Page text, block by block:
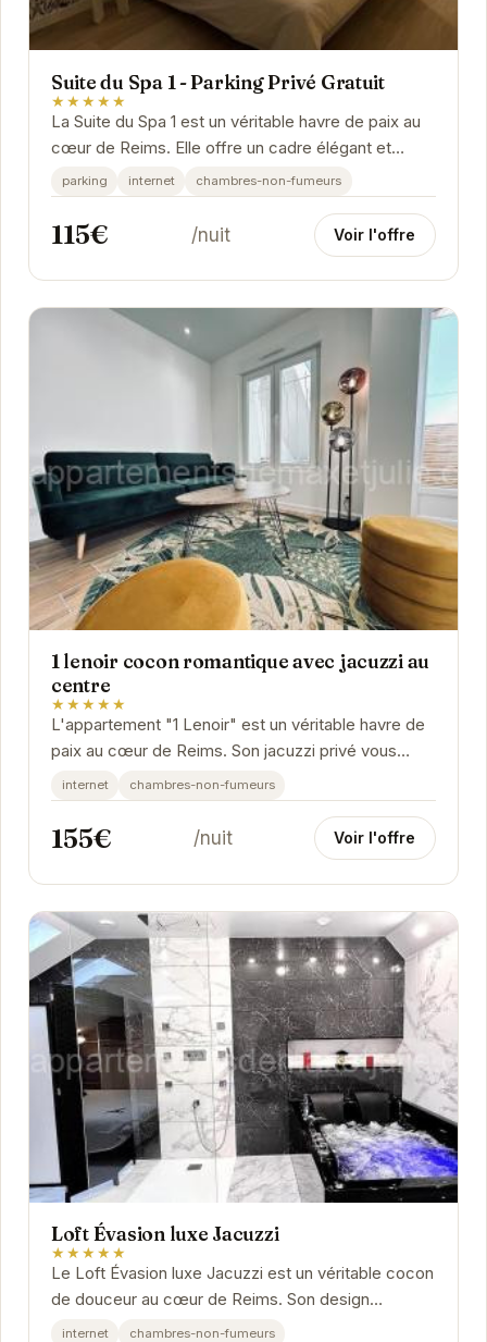
Suite du Spa 1 - Parking Privé Gratuit
★★★★★
La Suite du Spa 1 est un véritable havre de paix au
cœur de Reims. Elle offre un cadre élégant et
moderne, idéal pour un séjour romantique ou...
parking internet chambres-non-fumeurs
115€ /nuit Voir l'offre
1 lenoir cocon romantique avec jacuzzi au
centre
★★★★★
L'appartement "1 Lenoir" est un véritable havre de
paix au cœur de Reims. Son jacuzzi privé vous
invite à la détente, tandis que son décor...
internet chambres-non-fumeurs
155€ /nuit Voir l'offre
Loft Évasion luxe Jacuzzi
★★★★★
Le Loft Évasion luxe Jacuzzi est un véritable cocon
de douceur au cœur de Reims. Son design
moderne et élégant, associé à des équipements...
internet chambres-non-fumeurs